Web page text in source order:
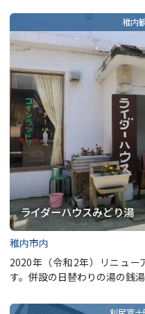
ライダーハウスみどり湯
稚内市内
2020年（令和2年）リニュー
す。併設の日替わりの湯の銭